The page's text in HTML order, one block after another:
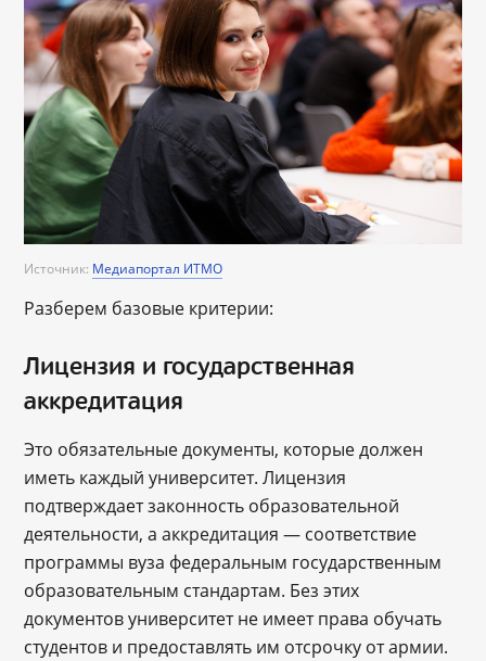
Источник: Медиапортал ИТМО
Разберем базовые критерии:
Лицензия и государственная
аккредитация
Это обязательные документы, которые должен
иметь каждый университет. Лицензия
подтверждает законность образовательной
деятельности, а аккредитация — соответствие
программы вуза федеральным государственным
образовательным стандартам. Без этих
документов университет не имеет права обучать
студентов и предоставлять им отсрочку от армии.